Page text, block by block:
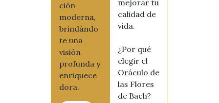
ción
moderna,
brindándo
te una
visión
profunda y
enriquece
dora.
mejorar tu
calidad de
vida.
¿Por qué
elegir el
Oráculo de
las Flores
de Bach?